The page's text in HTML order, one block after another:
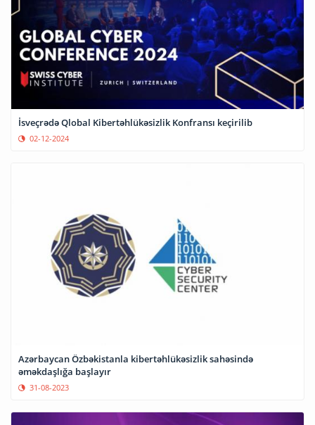
İsveçrədə Qlobal Kibertəhlükəsizlik Konfransı keçirilib
02-12-2024
Azərbaycan Özbəkistanla kibertəhlükəsizlik sahəsində
əməkdaşlığa başlayır
31-08-2023